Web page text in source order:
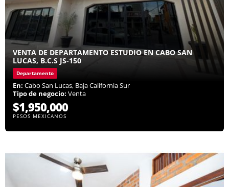
VENTA DE DEPARTAMENTO ESTUDIO EN CABO SAN
LUCAS, B.C.S JS-150
Departamento
En: Cabo San Lucas, Baja California Sur
Tipo de negocio: Venta
$1,950,000
PESOS MEXICANOS